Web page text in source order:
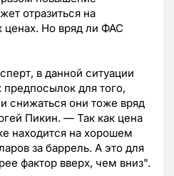
отразиться на
ценах. Но вряд ли ФАС
в данной ситуации
предпосылок для того,
снижаться они тоже вряд
Пикин. — Так как цена
находится на хорошем
за баррель. А это для
фактор вверх, чем вниз".